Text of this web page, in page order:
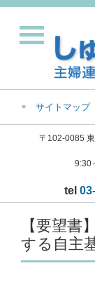
サイトマップ
〒102-0085
9:30
tel
【要望書
する自主